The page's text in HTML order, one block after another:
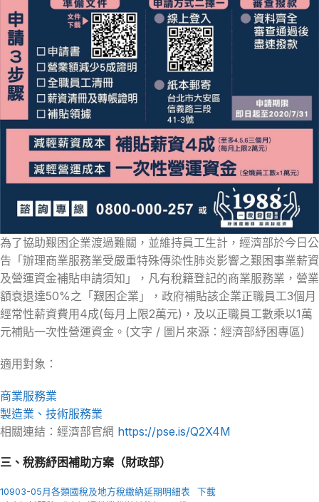
為了協助艱困企業渡過難關，並維持員工生計，經濟部於今日公
告「辦理商業服務業受嚴重特殊傳染性肺炎影響之艱困事業薪資
及營運資金補貼申請須知」，凡有稅籍登記的商業服務業，營業
額衰退達50%之「艱困企業」，政府補貼該企業正職員工3個月
經常性薪資費用4成(每月上限2萬元)，及以正職員工數乘以1萬
元補貼一次性營運資金。(文字 / 圖片來源：經濟部紓困專區)
適用對象：
商業服務業
製造業、技術服務業
相關連結：經濟部官網 https://pse.is/Q2X4M
三、稅務紓困補助方案（財政部）
10903-05月各類國稅及地方稅繳納延期明細表
下載